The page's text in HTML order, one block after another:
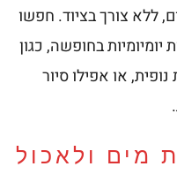
ללא צורך בציוד. חפשו
יומיומיות בחופשה, כגון
או אפילו סיור
מים ולאכול